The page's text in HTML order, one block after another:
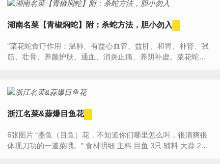
湖南名菜【青椒焖蛇】附：杀蛇方法，胆小勿入
“菜花蛇食疗作用：温肺、有益心血管、益肝、和胃、补肾、强
筋、壮骨、养颜护肤、通血、消炎止痛、养阴补虚。菜花蛇肉
浙江名菜&蒜爆目鱼花
6张图片 “墨鱼（目鱼）花，不知道你们哪里怎么叫，很清爽很
体现刀功的一道菜哦。” 食材明细 主料 目鱼 3只 辅料 大蒜 2瓣